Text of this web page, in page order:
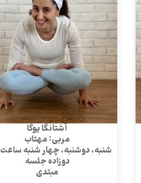
آشتانگا یوگا
مربی: مهتاب
شنبه، دوشنبه، چهار شنبه ساعت 8:15
دوزاده جلسه
مبتدی